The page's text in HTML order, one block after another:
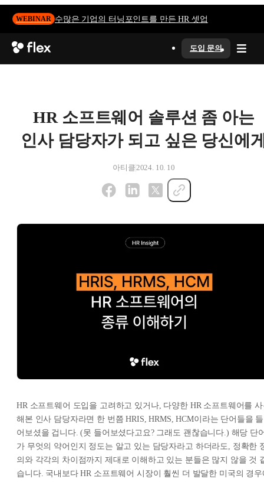
WEBINAR 수많은 기업의 터닝포인트를 만든 HR 셋업
도입 문의
HR 소프트웨어 솔루션 좀 아는
인사 담당자가 되고 싶은 당신에
아티클 2024. 10. 10
HR 소프트웨어 도입을 고려하고 있거나, 다양한 HR 소프트웨어를
해본 인사 담당자라면 한 번쯤 HRIS, HRMS, HCM이라는 단어들을 들
어보셨을 겁니다. (못 들어보셨다고요? 그래도 괜찮습니다.) 해당 단
가 무엇의 약어인지 정도는 알고 있는 담당자라고 하더라도, 정확한
의와 각각의 차이점까지 제대로 이해하고 있는 분들은 많지 않을 것
습니다. 국내보다 HR 소프트웨어 시장이 훨씬 더 발달한 미국의 경우